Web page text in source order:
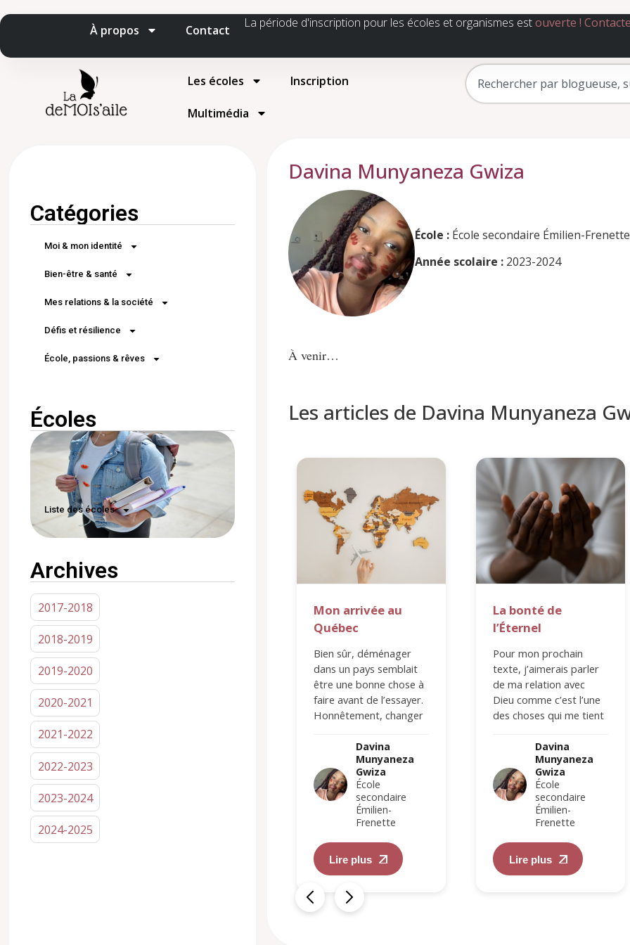
À propos Contact La période d'inscription pour les écoles et organismes estouverte !
Les écoles Inscription
Multimédia
Catégories
Moi & mon identité
Bien-être & santé
Mes relations & la société
Défis et résilience
École, passions & rêves
Écoles
Liste des écoles
Archives
2017-2018
2018-2019
2019-2020
2020-2021
2021-2022
2022-2023
2023-2024
2024-2025
Davina Munyaneza Gwiza
École :École secondaire Émilien-Frenette
Année scolaire :2023-2024
À venir…
Les articles de Davina Munyaneza
Mon arrivée au
Québec
Bien sûr, déménager
dans un pays semblait
être une bonne chose à
faire avant de l’essayer.
Honnêtement, changer
Davina
Munyaneza
Gwiza
École
secondaire
Émilien-
Frenette
Lire plus
La bonté de
l’Éternel
Pour mon prochain
texte, j’aimerais parler
de ma relation avec
Dieu comme c’est l’une
des choses qui me tient
Grandir dans…
Davina
Munyaneza
Gwiza
École
secondaire
Émilien-
Frenette
Lire plus